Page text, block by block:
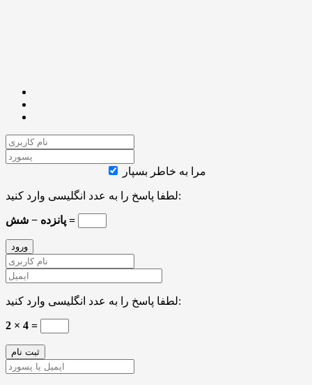
مرا به خاطر بسپار
لطفا پاسخ را به عدد انگلیسی وارد کنید:
پانزده − شش =
لطفا پاسخ را به عدد انگلیسی وارد کنید:
2 × 4 =